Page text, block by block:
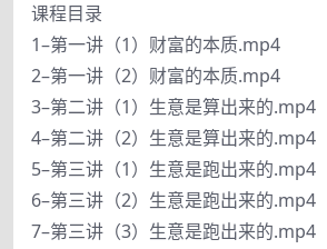
课程目录
1–第一讲（1）财富的本质.mp4
2–第一讲（2）财富的本质.mp4
3–第二讲（1）生意是算出来的.mp4
4–第二讲（2）生意是算出来的.mp4
5–第三讲（1）生意是跑出来的.mp4
6–第三讲（2）生意是跑出来的.mp4
7–第三讲（3）生意是跑出来的.mp4